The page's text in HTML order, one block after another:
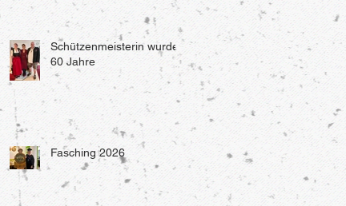
Schützenmeisterin wurde
60 Jahre
Fasching 2026